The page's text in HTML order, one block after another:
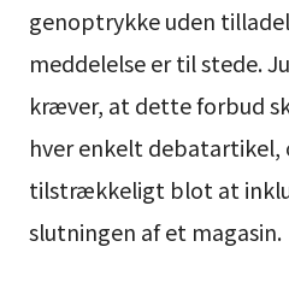
genoptrykke uden
meddelelse er til stede.
kræver, at dette forbud
hver enkelt debatartikel,
tilstrækkeligt blot at
slutningen af et magasin.